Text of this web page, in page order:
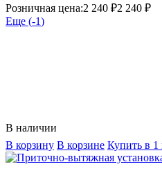
Розничная цена:2 240 ₽2 240 ₽
Еще (-1)
В наличии
В корзину В корзине Купить в 1